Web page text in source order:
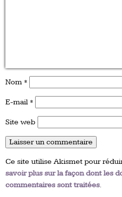
Nom *
E-mail *
Site web
Ce site utilise Akismet pour
savoir plus sur la façon dont les
commentaires sont traitées.